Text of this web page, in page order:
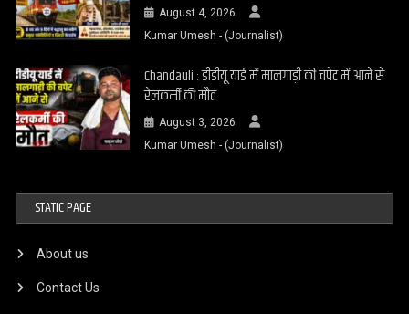
August 4, 2026
Kumar Umesh - (Journalist)
Chandauli : डीडीयू यार्ड में मालगाड़ी की चपेट में आने से
रेलकर्मी की मौत
August 3, 2026
Kumar Umesh - (Journalist)
STATIC PAGE
About us
Contact Us